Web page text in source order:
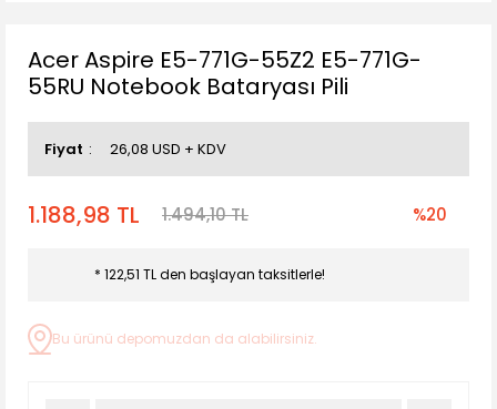
Acer Aspire E5-771G-55Z2 E5-771G-
55RU Notebook Bataryası Pili
Fiyat 26,08 USD + KDV
1.188,98 TL 1.494,10 TL %20
* 122,51 TL den başlayan taksitlerle!
Bu ürünü depomuzdan da alabilirsiniz.